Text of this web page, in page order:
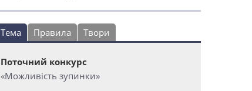
Тема Правила Твори
Поточний конкурс
«Можливість зупинки»